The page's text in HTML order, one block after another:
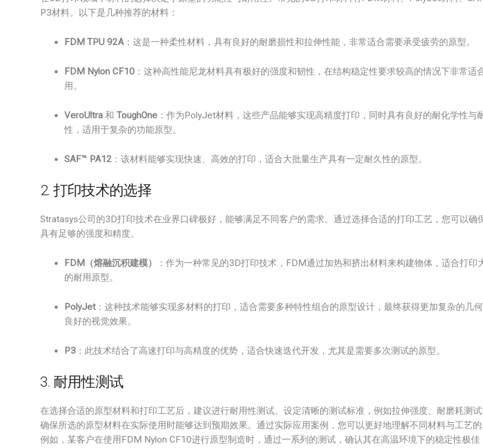
P3材料。以下是几种推荐的材料：
FDM TPU 92A：这是一种柔性材料，具有良好的耐磨损性和拉伸性能，非常适合需要承受疲劳的原型。
FDM Nylon CF10 ：这种高性能尼龙材料具有极好的强度和韧性，在结构稳定性要求较高的情况下非常适
用。
VeroUltra 和 ToughOne ：作为PolyJet材料，这些产品能够实现高精度打印，同时具有良好的耐化学性与
性，适用于复杂的功能原型。
SAF™ PA12 ：该材料能够实现快速、高效的打印，适合大批量生产具有一定耐久性的原型。
2. 打印技术的选择
Stratasys公司的3D打印技术在业界口碑极好，能够满足不同客户的需求。通过选择合适的打印工艺，您可以确
具有足够的强度和精度。
FDM（熔融沉积建模）
：作为一种常见的3D打印技术，FDM通过加热和挤出材料来构建物体，适合打印
的耐用原型。
PolyJet：这种技术能够实现多材料的打印，适合需要多种特性组合的原型设计，最终获得更加复杂的几
良好的视觉效果。
P3 ：此技术结合了高速打印与高精度的优势，适合快速迭代开发，尤其是需要多次测试的原型。
3. 耐用性测试
在选择合适的原型材料和打印工艺后，建议进行耐用性测试。设定清晰的测试标准，例如拉伸强度、耐磨耗测
确保所选的原型材料在实际使用时能够达到预期效果。通过实际应用案例，您可以更好地理解不同材料与工艺的
例如，某客户在使用FDM Nylon CF10进行原型制造时，通过一系列的测试，确认其在高温环境下的稳定性极佳